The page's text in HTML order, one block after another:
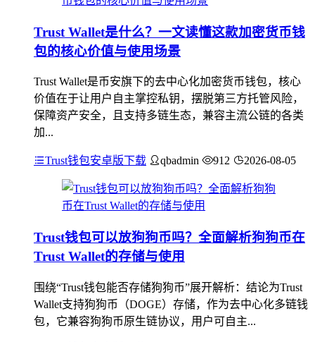
Trust Wallet是什么？一文读懂这款加密货币钱
包的核心价值与使用场景
Trust Wallet是币安旗下的去中心化加密货币钱包，核心
价值在于让用户自主掌控私钥，摆脱第三方托管风险，
保障资产安全，且支持多链生态，兼容主流公链的各类
加...
Trust钱包安卓版下载 qbadmin 912 2026-08-05
Trust钱包可以放狗狗币吗？全面解析狗狗币在
Trust Wallet的存储与使用
围绕“Trust钱包能否存储狗狗币”展开解析：结论为Trust
Wallet支持狗狗币（DOGE）存储，作为去中心化多链钱
包，它兼容狗狗币原生链协议，用户可自主...